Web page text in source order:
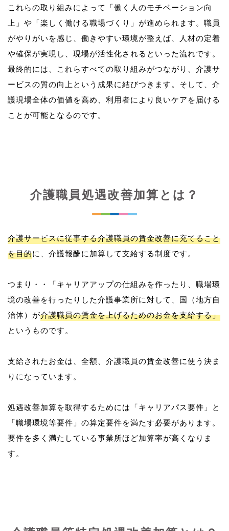
これらの取り組みによって「働く人のモチベーション向
上」や「楽しく働ける職場づくり」が進められます。職員
がやりがいを感じ、働きやすい環境が整えば、人材の定着
や確保が実現し、現場が活性化されるといった流れです。
最終的には、これらすべての取り組みがつながり、介護サ
ービスの質の向上という成果に結びつきます。そして、介
護現場全体の価値を高め、利用者により良いケアを届ける
介護職員処遇改善加算とは？
介護サービスに従事する介護職員の賃金改善に充てること
を目的に、介護報酬に加算して支給する制度です。
つまり・・「キャリアアップの仕組みを作ったり、職場環
境の改善を行ったりした介護事業所に対して、国（地方自
治体）が介護職員の賃金を上げるためのお金を支給する」
というものです。
支給されたお金は、全額、介護職員の賃金改善に使う決ま
りになっています。
処遇改善加算を取得するためには「キャリアパス要件」と
「職場環境等要件」の算定要件を満たす必要があります。
要件を多く満たしている事業所ほど加算率が高くなりま
す。